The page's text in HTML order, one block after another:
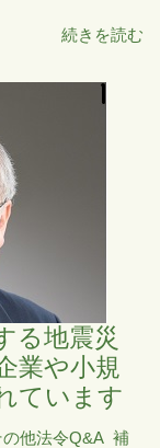
続きを読む
る地震災
業や小規
ています
の他法令Q&A 補